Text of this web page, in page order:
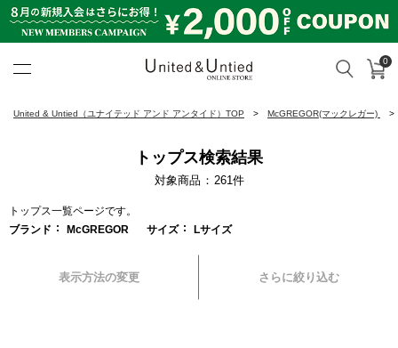
検索 カ
0
United & Untied（ユナイテッド アンド アンタイド）TOP McGREGOR(マックレガー)
トップス検索結果
対象商品 261 件
トップス一覧ページです。
ブランド
McGREGOR サイズ Lサイズ
表示方法の変更 さらに絞り込む